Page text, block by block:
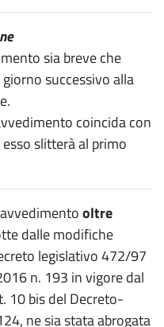
sia breve che
successivo alla
coincida con
slitterà al primo
oltre
dalle modifiche
legislativo 472/97
n. 193 in vigore dal
10 bis del Decreto-
ne sia stata abrogata